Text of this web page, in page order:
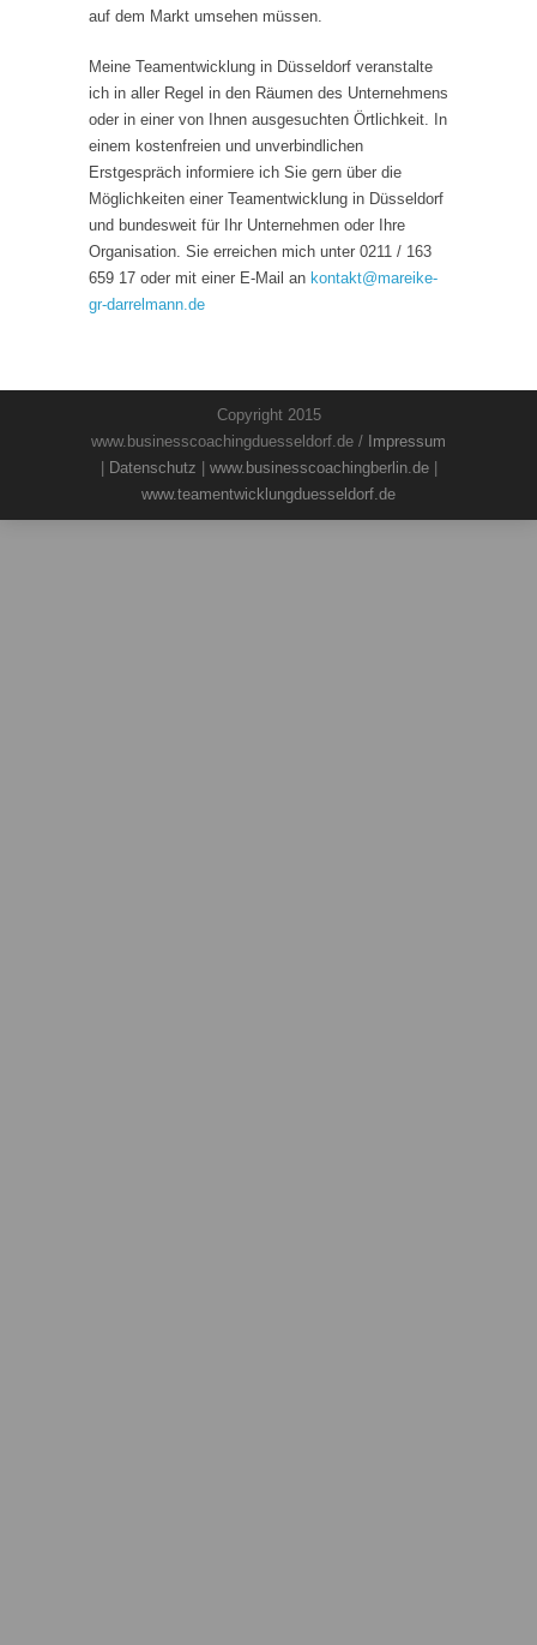
auf dem Markt umsehen müssen.
Meine Teamentwicklung in Düsseldorf veranstalte
ich in aller Regel in den Räumen des Unternehmens
oder in einer von Ihnen ausgesuchten Örtlichkeit. In
einem kostenfreien und unverbindlichen
Erstgespräch informiere ich Sie gern über die
Möglichkeiten einer Teamentwicklung in Düsseldorf
und bundesweit für Ihr Unternehmen oder Ihre
Organisation. Sie erreichen mich unter 0211 / 163
659 17 oder mit einer E-Mail an kontakt@mareike-
gr-darrelmann.de
Copyright 2015
www.businesscoachingduesseldorf.de / Impressum
Datenschutz www.businesscoachingberlin.de|
www.teamentwicklungduesseldorf.de